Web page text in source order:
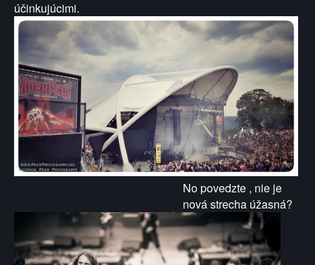
účinkujúcimi.
No povedzte , nie je
nová strecha úžasná?